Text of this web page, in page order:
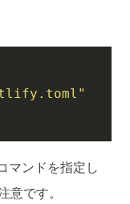
マンドを指定し
です。